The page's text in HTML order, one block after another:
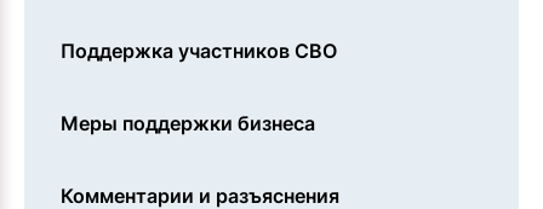
Поддержка участников СВО
Меры поддержки бизнеса
Комментарии и разъяснения